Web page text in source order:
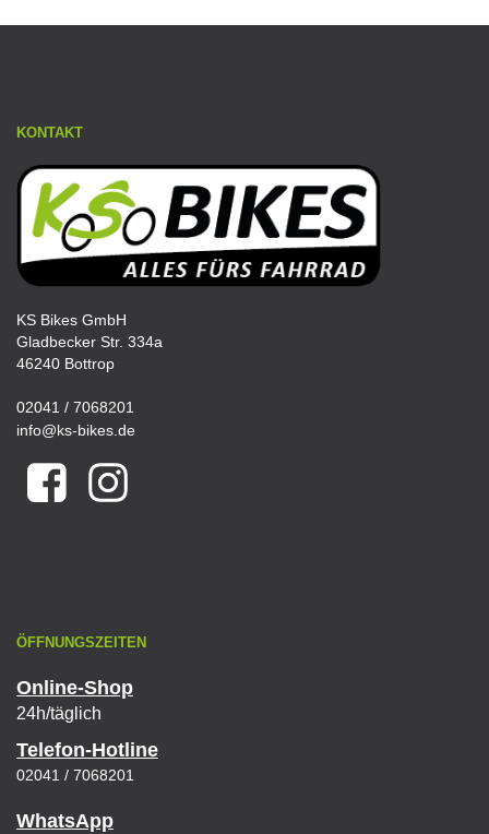
KONTAKT
KS Bikes GmbH
Gladbecker Str. 334a
46240 Bottrop
02041 / 7068201
info@ks-bikes.de
ÖFFNUNGSZEITEN
Online-Shop
24h/täglich
Telefon-Hotline
02041 / 7068201
WhatsApp